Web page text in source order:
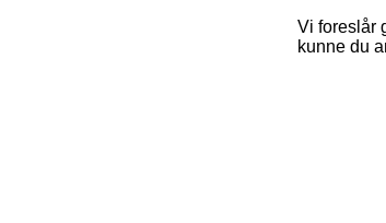
Vi foreslår
kunne du